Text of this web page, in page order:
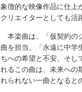
象徴的な映像作品に仕上
クリエイターとしても活
本楽曲は、「仮契約の
曲を担当。「永遠に中学
ちへの希望と不安、そし
れるこの曲は、未来への
れられない一曲となると